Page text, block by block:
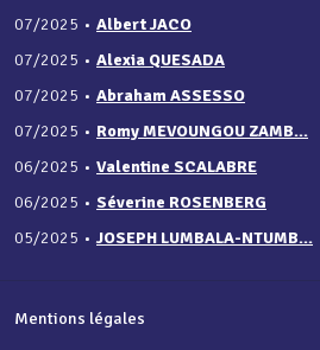
07/2025 • Albert JACO
07/2025 • Alexia QUESADA
07/2025 • Abraham ASSESSO
07/2025 • Romy MEVOUNGOU ZAMB...
06/2025 • Valentine SCALABRE
06/2025 • Séverine ROSENBERG
05/2025 • JOSEPH LUMBALA-NTUMB...
Mentions légales